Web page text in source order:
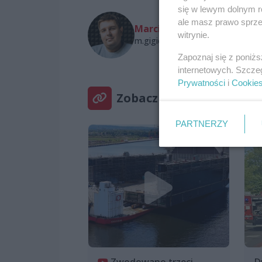
Marcin Gigiel
m.gigiel@wszczecinie.pl
Zobacz też
się w lewym dolnym
ale masz prawo
witrynie.
Zapoznaj się z
internetowych.
Prywatności i Cookies
PARTNERZY